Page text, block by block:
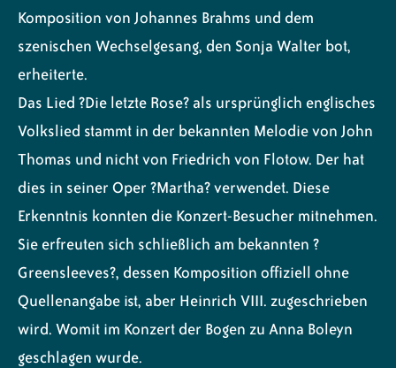
Komposition von Johannes Brahms und dem
szenischen Wechselgesang, den Sonja Walter bot,
erheiterte.
Das Lied ?Die letzte Rose? als ursprünglich englisches
Volkslied stammt in der bekannten Melodie von John
Thomas und nicht von Friedrich von Flotow. Der hat
dies in seiner Oper ?Martha? verwendet. Diese
Erkenntnis konnten die Konzert-Besucher mitnehmen.
Sie erfreuten sich schließlich am bekannten ?
Greensleeves?, dessen Komposition offiziell ohne
Quellenangabe ist, aber Heinrich VIII. zugeschrieben
wird. Womit im Konzert der Bogen zu Anna Boleyn
geschlagen wurde.